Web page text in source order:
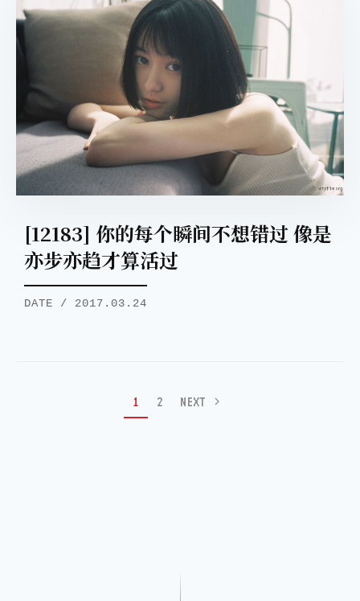
[12183] 你的每个瞬间不想错过 像是
亦步亦趋才算活过
DATE / 2017.03.24
1 2 NEXT